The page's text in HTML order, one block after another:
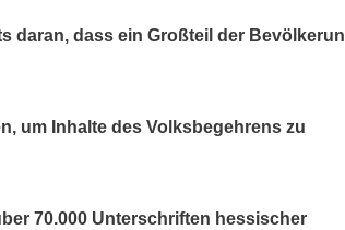
daran, dass ein Großteil der
um Inhalte des Volksbegehrens zu
70.000 Unterschriften hessischer